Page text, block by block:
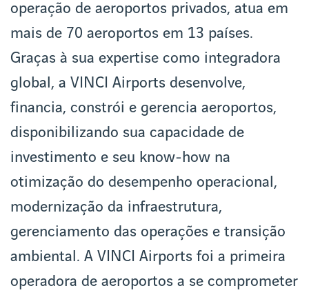
operação de aeroportos privados, atua em
mais de 70 aeroportos em 13 países.
Graças à sua expertise como integradora
global, a VINCI Airports desenvolve,
financia, constrói e gerencia aeroportos,
disponibilizando sua capacidade de
investimento e seu know-how na
otimização do desempenho operacional,
modernização da infraestrutura,
gerenciamento das operações e transição
ambiental. A VINCI Airports foi a primeira
operadora de aeroportos a se comprometer